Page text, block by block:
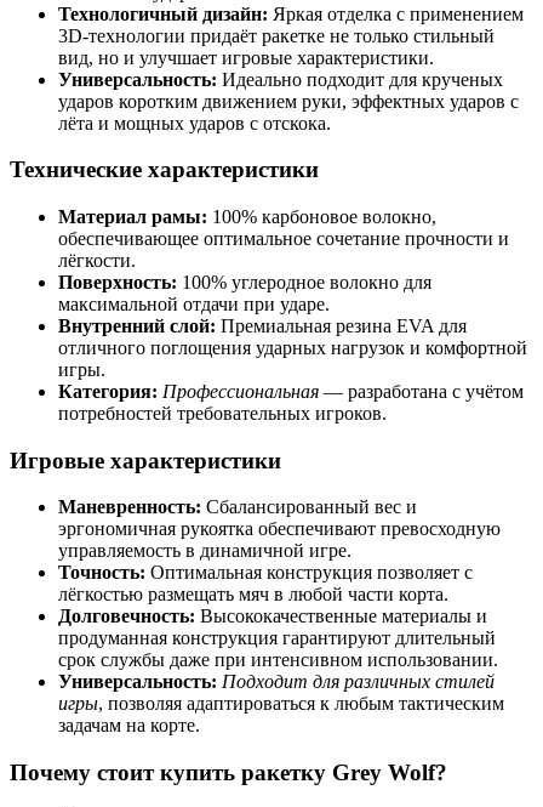
Технологичный дизайн: Яркая отделка с применением
3D-технологии придаёт ракетке не только стильный
вид, но и улучшает игровые характеристики.
Универсальность: Идеально подходит для крученых
ударов коротким движением руки, эффектных ударов с
лёта и мощных ударов с отскока.
Технические характеристики
Материал рамы: 100% карбоновое волокно,
обеспечивающее оптимальное сочетание прочности и
лёгкости.
Поверхность: 100% углеродное волокно для
максимальной отдачи при ударе.
Внутренний слой: Премиальная резина EVA для
отличного поглощения ударных нагрузок и комфортной
игры.
Категория: Профессиональная — разработана с учётом
потребностей требовательных игроков.
Игровые характеристики
Маневренность: Сбалансированный вес и
эргономичная рукоятка обеспечивают превосходную
управляемость в динамичной игре.
Точность: Оптимальная конструкция позволяет с
лёгкостью размещать мяч в любой части корта.
Долговечность: Высококачественные материалы и
продуманная конструкция гарантируют длительный
срок службы даже при интенсивном использовании.
Универсальность: Подходит для различных стилей
игры, позволяя адаптироваться к любым тактическим
задачам на корте.
Почему стоит купить ракетку Grey Wolf?